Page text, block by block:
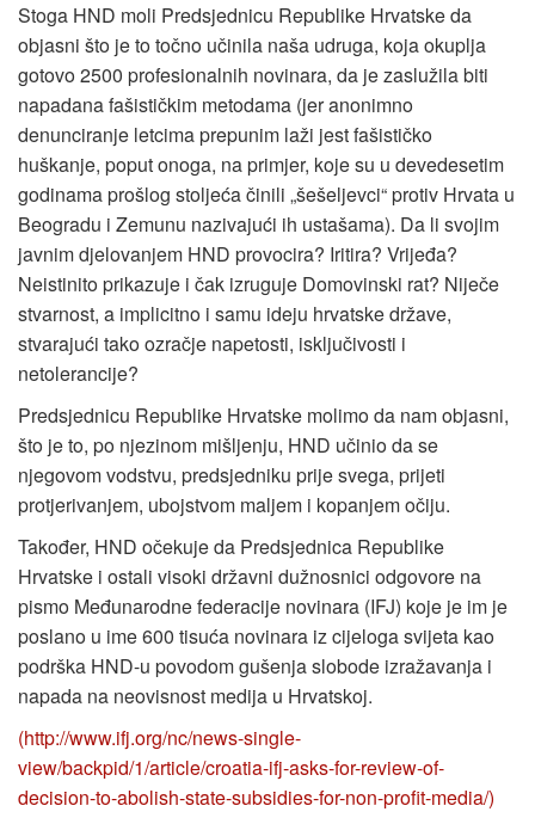
Stoga HND moli Predsjednicu Republike Hrvatske da
objasni što je to točno učinila naša udruga, koja okuplja
gotovo 2500 profesionalnih novinara, da je zaslužila biti
napadana fašističkim metodama (jer anonimno
denunciranje letcima prepunim laži jest fašističko
huškanje, poput onoga, na primjer, koje su u devedesetim
godinama prošlog stoljeća činili „šešeljevci“ protiv Hrvata u
Beogradu i Zemunu nazivajući ih ustašama). Da li svojim
javnim djelovanjem HND provocira? Iritira? Vrijeđa?
Neistinito prikazuje i čak izruguje Domovinski rat? Niječe
stvarnost, a implicitno i samu ideju hrvatske države,
stvarajući tako ozračje napetosti, isključivosti i
netolerancije?
Predsjednicu Republike Hrvatske molimo da nam objasni,
što je to, po njezinom mišljenju, HND učinio da se
njegovom vodstvu, predsjedniku prije svega, prijeti
protjerivanjem, ubojstvom maljem i kopanjem očiju.
Također, HND očekuje da Predsjednica Republike
Hrvatske i ostali visoki državni dužnosnici odgovore na
pismo Međunarodne federacije novinara (IFJ) koje je im je
poslano u ime 600 tisuća novinara iz cijeloga svijeta kao
podrška HND-u povodom gušenja slobode izražavanja i
napada na neovisnost medija u Hrvatskoj.
(http://www.ifj.org/nc/news-single-
view/backpid/1/article/croatia-ifj-asks-for-review-of-
decision-to-abolish-state-subsidies-for-non-profit-media/)